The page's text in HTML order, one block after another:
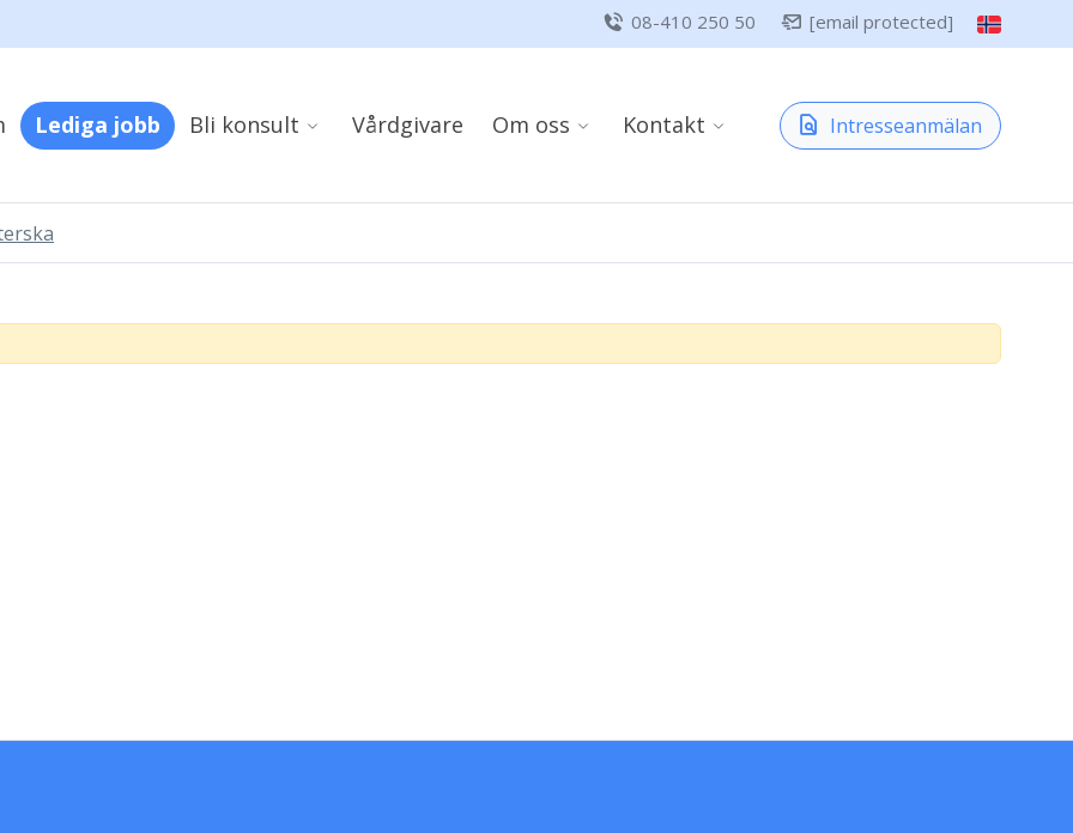
08-410 250 50 [email protected]
Lediga jobb Bli konsult Vårdgivare Om oss Kontakt Intresseanmälan